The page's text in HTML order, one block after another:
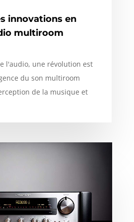
innovations en
multiroom
l'audio, une révolution est
du son multiroom
de la musique et